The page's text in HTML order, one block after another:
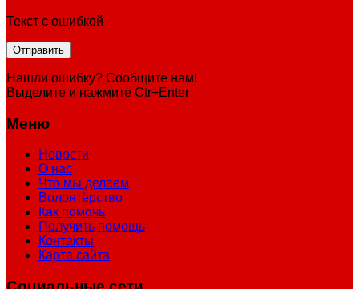
Текст с ошибкой
Нашли ошибку? Сообщите нам!
Выделите и нажмите Ctr+Enter
Меню
Новости
О нас
Что мы делаем
Волонтёрство
Как помочь
Получить помощь
Контакты
Карта сайта